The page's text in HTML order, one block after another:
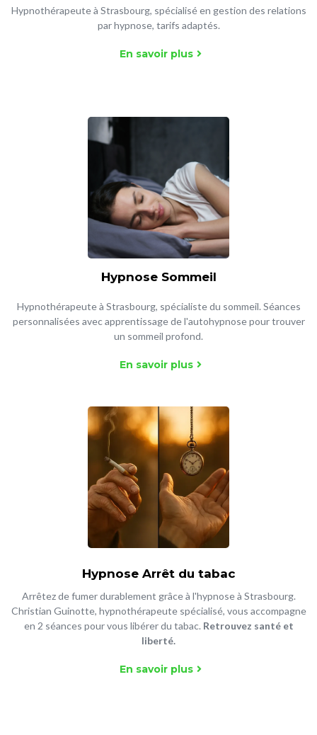
Hypnothérapeute à Strasbourg, spécialisé en gestion des relations
par hypnose, tarifs adaptés.
En savoir plus
Hypnose Sommeil
Hypnothérapeute à Strasbourg, spécialiste du sommeil. Séances
personnalisées avec apprentissage de l'autohypnose pour trouver
un sommeil profond.
En savoir plus
Hypnose Arrêt du tabac
Arrêtez de fumer durablement grâce à l'hypnose à Strasbourg.
Christian Guinotte, hypnothérapeute spécialisé, vous accompagne
en 2 séances pour vous libérer du tabac. Retrouvez santé et
liberté.
En savoir plus